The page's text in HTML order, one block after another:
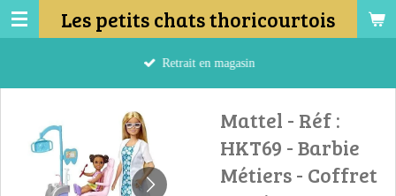
Passer
au
Les petits chats thoricourtois
Retrait en magasin
Mattel - Réf :
HKT69 - Barbie ​
Métiers - Coffret